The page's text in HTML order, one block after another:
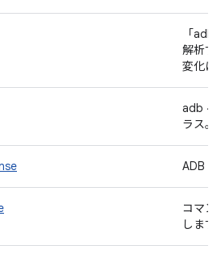
「
解析す
変化に
adb へ
ラス。
ADB
コマン
します